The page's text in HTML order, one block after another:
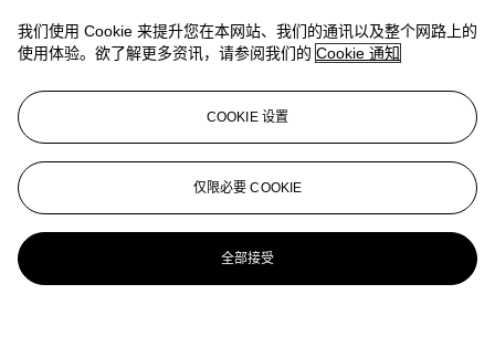
我们使用 Cookie 来提升您在本网站、我们的通讯以及整个网路上的
使用体验。欲了解更多资讯，请参阅我们的 Cookie 通知
COOKIE 设置
仅限必要 COOKIE
全部接受